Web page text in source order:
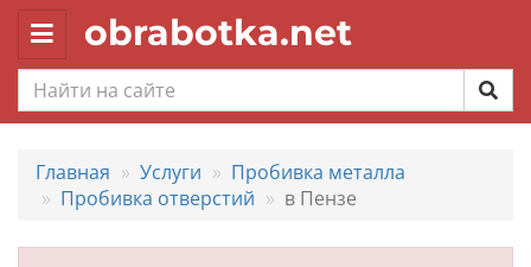
Toggle
navigation
obrabotka.net
Главная Услуги
Пробивка металла
Пробивка отверстий
в Пензе